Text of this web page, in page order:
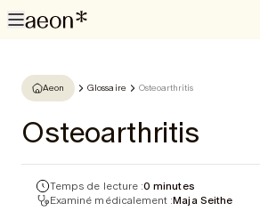
Aeon Glossaire Osteoarthritis
Osteoarthritis
Temps de lecture :0 minutes
Examiné médicalement :Maja Seithe